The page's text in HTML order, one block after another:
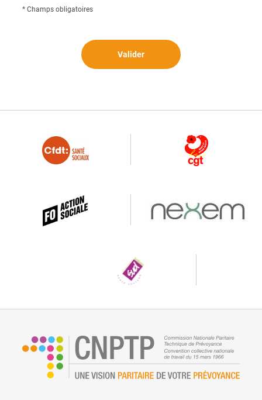
* Champs obligatoires
Valider